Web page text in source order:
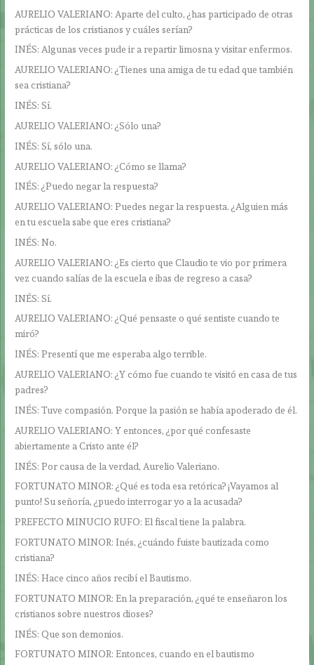
AURELIO VALERIANO: Aparte del culto, ¿has participado de otras
prácticas de los cristianos y cuáles serían?
INÉS: Algunas veces pude ir a repartir limosna y visitar enfermos.
AURELIO VALERIANO: ¿Tienes una amiga de tu edad que también
sea cristiana?
INÉS: Sí.
AURELIO VALERIANO: ¿Sólo una?
INÉS: Sí, sólo una.
AURELIO VALERIANO: ¿Cómo se llama?
INÉS: ¿Puedo negar la respuesta?
AURELIO VALERIANO: Puedes negar la respuesta. ¿Alguien más
en tu escuela sabe que eres cristiana?
INÉS: No.
AURELIO VALERIANO: ¿Es cierto que Claudio te vio por primera
vez cuando salías de la escuela e ibas de regreso a casa?
INÉS: Sí.
AURELIO VALERIANO: ¿Qué pensaste o qué sentiste cuando te
miró?
INÉS: Presentí que me esperaba algo terrible.
AURELIO VALERIANO: ¿Y cómo fue cuando te visitó en casa de tus
padres?
INÉS: Tuve compasión. Porque la pasión se había apoderado de él.
AURELIO VALERIANO: Y entonces, ¿por qué confesaste
abiertamente a Cristo ante él?
INÉS: Por causa de la verdad, Aurelio Valeriano.
FORTUNATO MINOR: ¿Qué es toda esa retórica? ¡Vayamos al
punto! Su señoría, ¿puedo interrogar yo a la acusada?
PREFECTO MINUCIO RUFO: El fiscal tiene la palabra.
FORTUNATO MINOR: Inés, ¿cuándo fuiste bautizada como
cristiana?
INÉS: Hace cinco años recibí el Bautismo.
FORTUNATO MINOR: En la preparación, ¿qué te enseñaron los
cristianos sobre nuestros dioses?
INÉS: Que son demonios.
FORTUNATO MINOR: Entonces, cuando en el bautismo